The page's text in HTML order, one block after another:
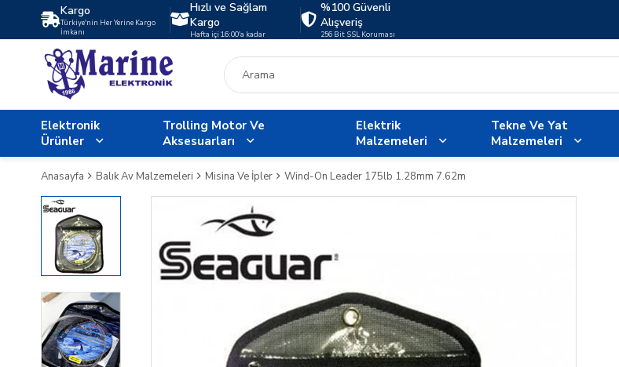
Kargo
Türkiye'nin Her Yerine Kargo
İmkanı
Hızlı ve Sağlam
Kargo
Hafta içi 16:00'a kadar
%100 Güvenli
Alışveriş
256 Bit SSL Koruması
Elektronik
Ürünler
Trolling Motor Ve
Aksesuarları
Elektrik
Malzemeleri
Tekne Ve Yat
Malzemeleri
Anasayfa Balık Av Malzemeleri Misina Ve İpler Wind-On Leader 175lb 1.28mm 7.62m